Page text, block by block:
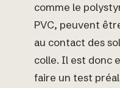
comme le
PVC, peuvent
au contact des
colle. Il est donc
faire un test